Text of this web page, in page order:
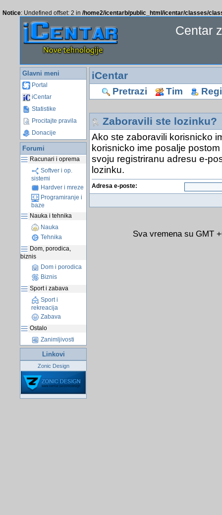
Notice: Undefined offset: 2 in /home2/icentarb/public_html/icentar/classes/
Centar
Glavni meni
Portal
iCentar
Statistike
Procitajte pravila
Donacije
Forumi
Racunari i oprema
Softver i op.
sistemi
Hardver i mreze
Programiranje i
baze
Nauka i tehnika
Nauka
Tehnika
Dom, porodica,
biznis
Dom i porodica
Biznis
Sport i zabava
Sport i
rekreacija
Zabava
Ostalo
Zanimljivosti
Linkovi
Zonic Design
iCentar
Pretrazi Tim
Zaboravili ste lozinku?
Ako ste zaboravili korisnicko
korisnicko ime posalje
svoju registriranu adresu e-
lozinku.
Adresa e-poste:
Sva vremena su GMT